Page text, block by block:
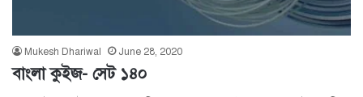
Mukesh Dhariwal June 28, 2020
বাংলা কুইজ- সেট ১৪০